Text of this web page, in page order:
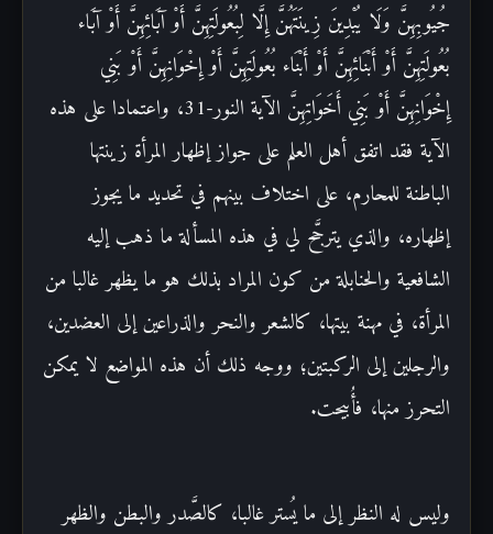
جُيُوبِهِنَّ وَلَا يُبْدِينَ زِينَتَهُنَّ إِلَّا لِبُعُولَتِهِنَّ أَوْ آبَائِهِنَّ أَوْ آبَاء
بُعُولَتِهِنَّ أَوْ أَبْنَائِهِنَّ أَوْ أَبْنَاء بُعُولَتِهِنَّ أَوْ إِخْوَانِهِنَّ أَوْ بَنِي
إِخْوَانِهِنَّ أَوْ بَنِي أَخَوَاتِهِنَّ الآية النور-31، واعتمادا على هذه
الآية فقد اتفق أهل العلم على جواز إظهار المرأة زينتها
الباطنة للمحارم، على اختلاف بينهم في تحديد ما يجوز
إظهاره، والذي يترجَّح لي في هذه المسألة ما ذهب إليه
الشافعية والحنابلة من كون المراد بذلك هو ما يظهر غالبا من
المرأة، في مهنة بيتها، كالشعر والنحر والذراعين إلى العضدين،
والرجلين إلى الركبتين؛ ووجه ذلك أن هذه المواضع لا يمكن
التحرز منها، فأُبيحت.
وليس له النظر إلى ما يُستر غالبا، كالصَّدر والبطن والظهر